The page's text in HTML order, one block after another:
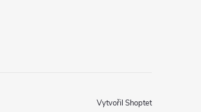
Vytvořil Shoptet